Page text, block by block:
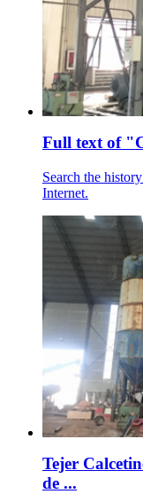
Full text of
Search the
Internet.
Tejer
de ...